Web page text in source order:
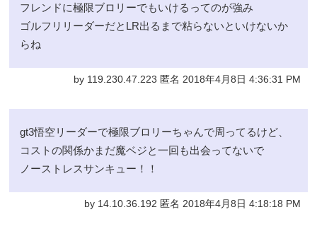
フレンドに極限ブロリーでもいけるってのが強み
ゴルフリリーダーだとLR出るまで粘らないといけないか
らね
by 119.230.47.223 匿名 2018年4月8日 4:36:31 PM
gt3悟空リーダーで極限ブロリーちゃんで周ってるけど、
コストの関係かまだ魔ベジと一回も出会ってないで
ノーストレスサンキュー！！
by 14.10.36.192 匿名 2018年4月8日 4:18:18 PM